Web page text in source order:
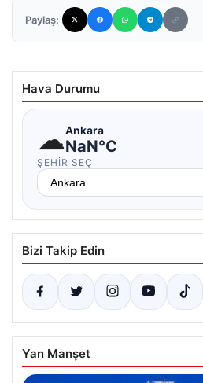
Paylaş:
Hava Durumu
☁Ankara
NaN°C
ŞEHIR SEÇ
Bizi Takip Edin
Yan Manşet